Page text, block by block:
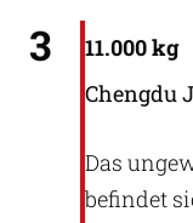
3
11.000 kg
Chengdu
Das
befindet